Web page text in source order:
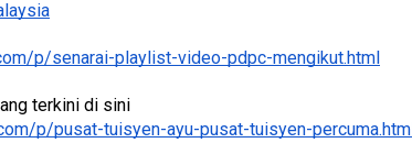
p/senarai-playlist-video-pdpc-mengikut.html
terkini di sini
p/pusat-tuisyen-ayu-pusat-tuisyen-percuma.html